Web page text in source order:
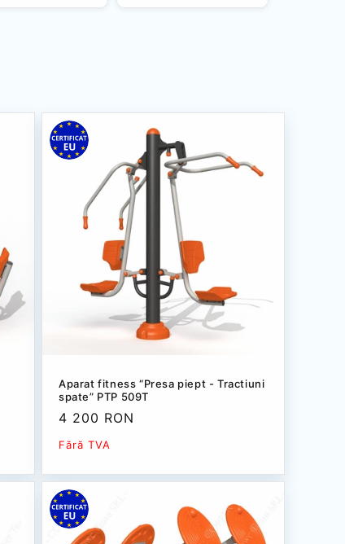
Aparat fitness “Presa piept - Tractiuni
spate” РТР 509T
Preț
redus
4 200 RON
Fără TVA